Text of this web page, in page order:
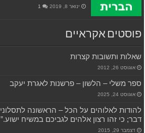
ינואר 8, 2019 1
פוסטים אקראיים
שאלות ותשובות קצרות
אוגוסט 26, 2012
ספר משלי – הלשון – פרשנות לאגרת יעקב
אוגוסט 24, 2025
דבר; כי זהו רצון אלהים לגביכם במשיח ישוע.”
דצמבר 29, 2015